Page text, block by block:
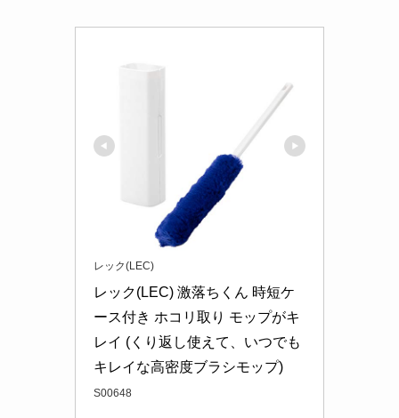
レック(LEC)
レック(LEC) 激落ちくん 時短ケ
ース付き ホコリ取り モップがキ
レイ (くり返し使えて、いつでも
キレイな高密度ブラシモップ)
S00648